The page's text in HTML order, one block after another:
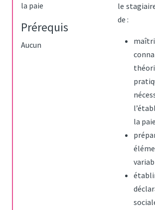
la paie
Prérequis
Aucun
le
de :
la paie